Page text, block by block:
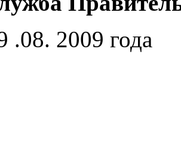
.08. 2009 года